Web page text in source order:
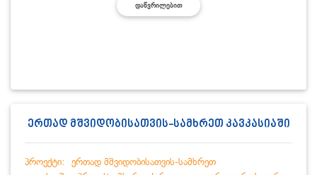
ᲓᲐᲬᲕᲠᲘᲚᲔᲑᲘᲗ
ერთად მშვიდობისათვის-სამხრეთ კავკასიაში
პროექტი: ერთად მშვიდობისათვის-სამხრეთ